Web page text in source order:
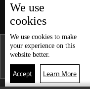
We use
cookies
We use cookies to make
your experience on this
website better.
Accept Learn More